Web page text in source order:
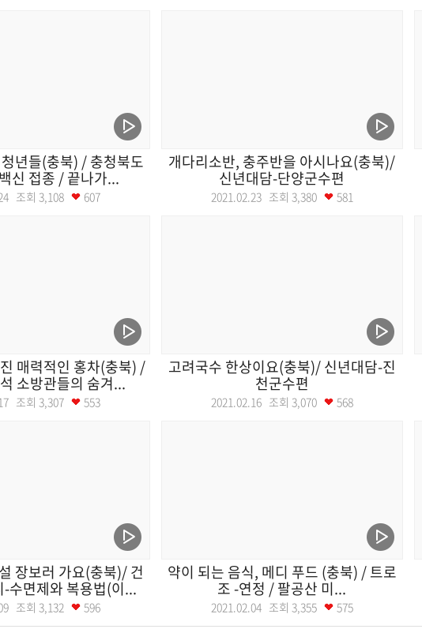
년들(충북) / 충청북도
신 접종 / 끝나가...
조회 3,108 607
개다리소반, 충주반을 아시나요(충북)/
신년대담-단양군수편
2021.02.23 조회 3,380 581
매력적인 홍차(충북) /
소방관들의 숨겨...
조회 3,307 553
고려국수 한상이요(충북)/ 신년대담-진
천군수편
2021.02.16 조회 3,070 568
장보러 가요(충북)/ 건
수면제와 복용법(이...
조회 3,132 596
약이 되는 음식, 메디 푸드 (충북) / 트로
조 -연정 / 팔공산 미...
2021.02.04 조회 3,355 575